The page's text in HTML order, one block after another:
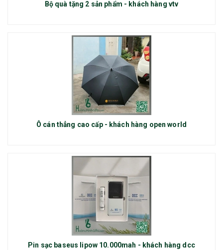
Bộ quà tặng 2 sản phẩm - khách hàng vtv
Ô cán thẳng cao cấp - khách hàng open world
Pin sạc baseus lipow 10.000mah - khách hàng dcc